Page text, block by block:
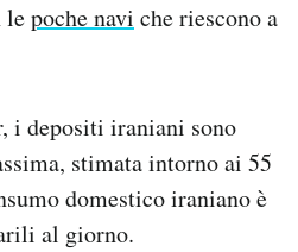
lepoche navi che riescono a
i depositi iraniani sono
stimata intorno ai 55
domestico iraniano è
al giorno.